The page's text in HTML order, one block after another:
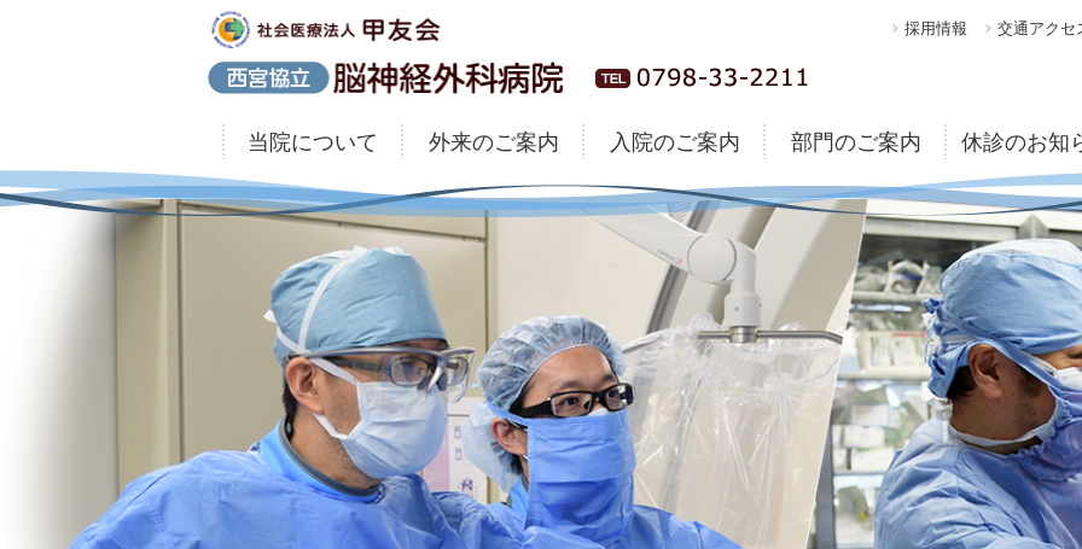
採用情報 交通アクセ
当院について 外来のご案内 入院のご案内 部門のご案内 休診のお知